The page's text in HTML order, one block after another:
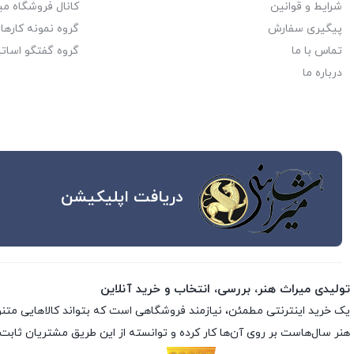
شرایط و قوانین
پیگیری سفارش
تماس با ما
درباره ما
کانال فروشگاه
گروه نمونه
گروه گفتگو
دریافت اپلیکیشن
تولیدی میراث هنر، بررسی، انتخاب و خرید آنلاین
یک خرید اینترنتی مطمئن، نیازمند فروشگاهی است که بتواند کالاهایی
هنر سال‌هاست بر روی آن‌ها کار کرده و توانسته از این طریق مشتریان